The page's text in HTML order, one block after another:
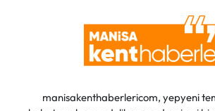
manisakenthaberlericom, yepyeni